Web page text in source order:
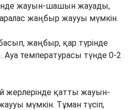
жауын-шашын жауады,
жаңбыр жаууы мүмкін.
жаңбыр, қар түрінде
температурасы түнде 0-2
жерлерінде қатты жауын-
мүмкін. Тұман түсіп,